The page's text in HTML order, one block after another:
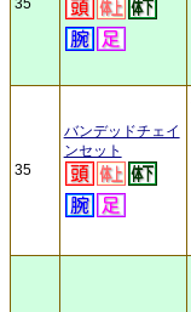
35
35
バンデッドチェイ
ンセット